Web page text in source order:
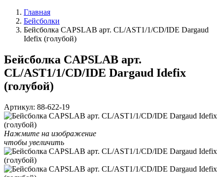
Главная
Бейсболки
Бейсболка CAPSLAB арт. CL/AST1/1/CD/IDE Dargaud
Idefix (голубой)
Бейсболка CAPSLAB арт.
CL/AST1/1/CD/IDE Dargaud Idefix
(голубой)
Артикул: 88-622-19
Нажмите на изображение
чтобы увеличить